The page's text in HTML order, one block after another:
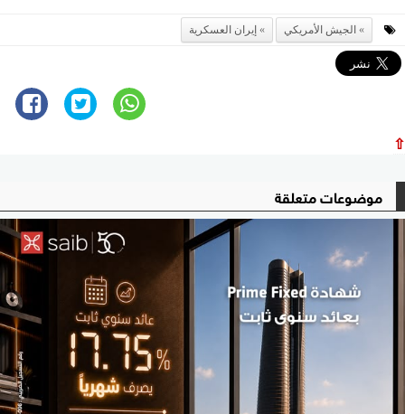
الجيش الأمريكي إيران العسكرية
⇧
موضوعات متعلقة